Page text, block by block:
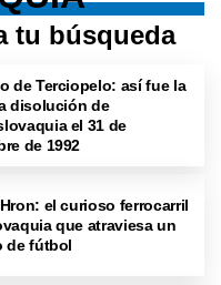
tu búsqueda
de Terciopelo: así fue la
disolución de
el 31 de
de 1992
el curioso ferrocarril
que atraviesa un
de fútbol